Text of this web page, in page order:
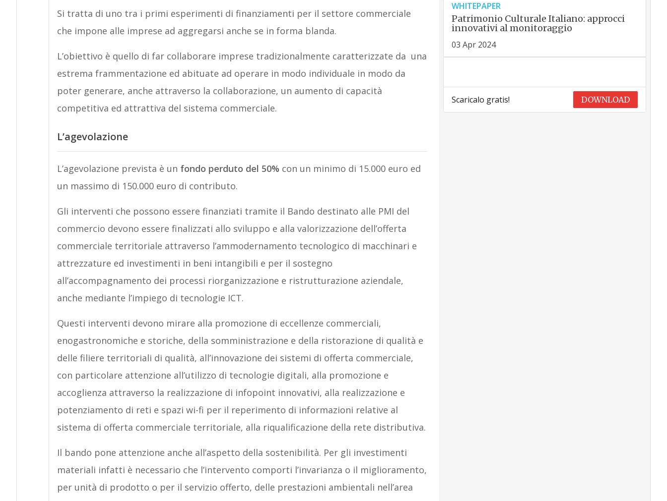
Si tratta di uno tra i primi esperimenti di finanziamenti per il settore commerciale
che impone alle imprese ad aggregarsi anche se in forma blanda.
L’obiettivo è quello di far collaborare imprese tradizionalmente caratterizzate da una
estrema frammentazione ed abituate ad operare in modo individuale in modo da
poter generare, anche attraverso la collaborazione, un aumento di capacità
competitiva ed attrattiva del sistema commerciale.
L’agevolazione
L’agevolazione prevista è un fondo perduto del 50% con un minimo di 15.000 euro ed
un massimo di 150.000 euro di contributo.
Gli interventi che possono essere finanziati tramite il Bando destinato alle PMI del
commercio devono essere finalizzati allo sviluppo e alla valorizzazione dell’offerta
commerciale territoriale attraverso l’ammodernamento tecnologico di macchinari e
attrezzature ed investimenti in beni intangibili e per il sostegno
all’accompagnamento dei processi riorganizzazione e ristrutturazione aziendale,
anche mediante l’impiego di tecnologie ICT.
Questi interventi devono mirare alla promozione di eccellenze commerciali,
enogastronomiche e storiche, della somministrazione e della ristorazione di qualità e
delle filiere territoriali di qualità, all’innovazione dei sistemi di offerta commerciale,
con particolare attenzione all’utilizzo di tecnologie digitali, alla promozione e
accoglienza attraverso la realizzazione di infopoint innovativi, alla realizzazione e
potenziamento di reti e spazi wi-fi per il reperimento di informazioni relative al
sistema di offerta commerciale territoriale, alla riqualificazione della rete distributiva.
Il bando pone attenzione anche all’aspetto della sostenibilità. Per gli investimenti
materiali infatti è necessario che l’intervento comporti l’invarianza o il miglioramento,
per unità di prodotto o per il servizio offerto, delle prestazioni ambientali nell’area
WHITEPAPER
Patrimonio Culturale Italiano: approcci
innovativi al monitoraggio
03 Apr 2024
Scaricalo gratis! DOWNLOAD